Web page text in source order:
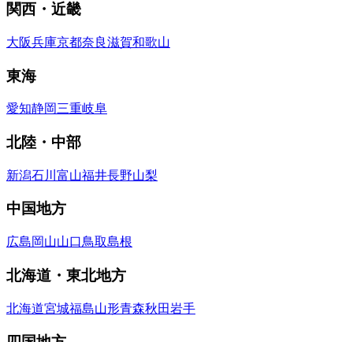
関西・近畿
大阪兵庫京都奈良滋賀和歌山
東海
愛知静岡三重岐阜
北陸・中部
新潟石川 富山福井長野山梨
中国地方
広島岡山山口鳥取島根
北海道・東北地方
北海道宮城福島山形青森秋田岩手